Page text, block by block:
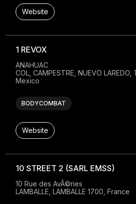
Website
1 REVOX
BODYCOMBAT
ANAHUAC
COL, CAMPESTRE, NUEVO LAREDO,
Mexico
Website
10 STREET 2 (SARL EMSS)
10 Rue des AvÃ©ries
LAMBALLE, LAMBALLE 1700, France